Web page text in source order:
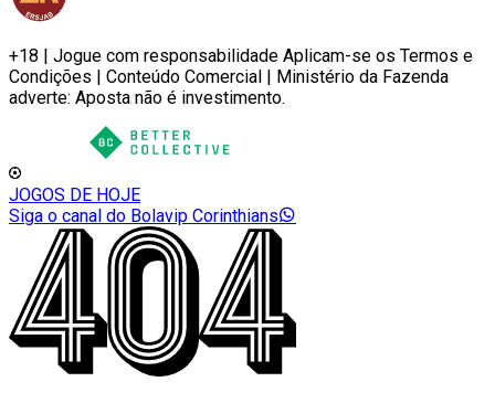
+18 | Jogue com responsabilidade Aplicam-se os Termos e
Condições | Conteúdo Comercial | Ministério da Fazenda
adverte: Aposta não é investimento.
JOGOS DE HOJE
Siga o canal do Bolavip Corinthians